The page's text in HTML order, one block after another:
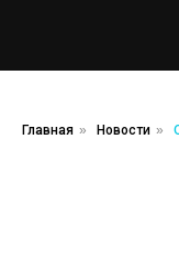
Главная » Новости »